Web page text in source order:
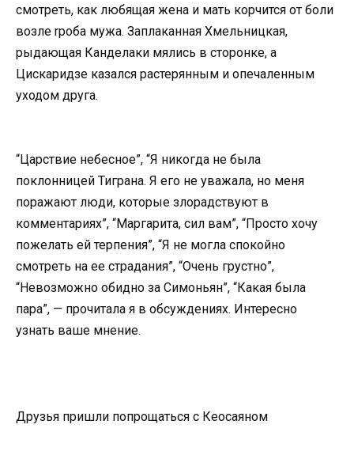
смотреть, как любящая жена и мать корчится от боли
возле rроба мужа. Заплаканная Хмельницкая,
рыдающая Канделаки мялись в сторонке, а
Цискаридзе казался растерянным и опечаленным
уходом друга.
“Царствие небесное”, “Я никогда не была
поклонницей Тиграна. Я его не уважала, но меня
поражают люди, которые злорадствуют в
комментариях”, “Маргарита, сил вам”, “Просто хочу
пожелать ей терпения”, “Я не могла спокойно
смотреть на ее страдания”, “Очень грустно”,
“Невозможно обидно за Симоньян”, “Какая была
пара”, — прочитала я в обсуждениях. Интересно
узнать ваше мнение.
Друзья пришли попрощаться с Кеосаяном